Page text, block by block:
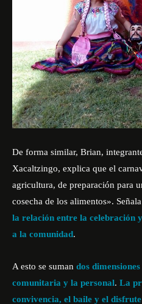
De forma similar, Brian,
Xacaltzingo, explica que el
agricultura, de preparación para
cosecha de los alimentos».
la relación entre la celebración
a la comunidad.
A esto se suman dos
comunitaria y la personal. La
convivencia, el baile y el